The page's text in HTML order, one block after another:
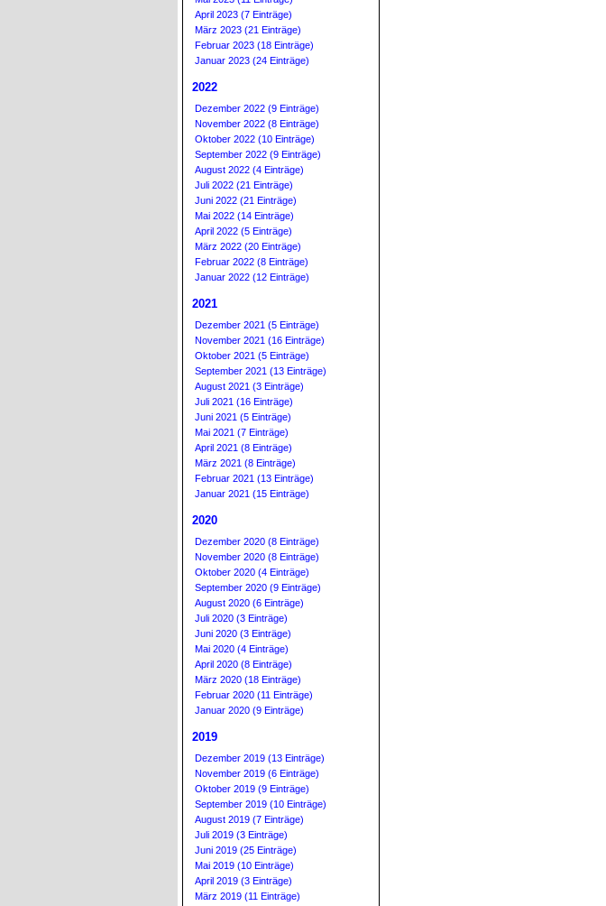
April 2023 (7 Einträge)
März 2023 (21 Einträge)
Februar 2023 (18 Einträge)
Januar 2023 (24 Einträge)
2022
Dezember 2022 (9 Einträge)
November 2022 (8 Einträge)
Oktober 2022 (10 Einträge)
September 2022 (9 Einträge)
August 2022 (4 Einträge)
Juli 2022 (21 Einträge)
Juni 2022 (21 Einträge)
Mai 2022 (14 Einträge)
April 2022 (5 Einträge)
März 2022 (20 Einträge)
Februar 2022 (8 Einträge)
Januar 2022 (12 Einträge)
2021
Dezember 2021 (5 Einträge)
November 2021 (16 Einträge)
Oktober 2021 (5 Einträge)
September 2021 (13 Einträge)
August 2021 (3 Einträge)
Juli 2021 (16 Einträge)
Juni 2021 (5 Einträge)
Mai 2021 (7 Einträge)
April 2021 (8 Einträge)
März 2021 (8 Einträge)
Februar 2021 (13 Einträge)
Januar 2021 (15 Einträge)
2020
Dezember 2020 (8 Einträge)
November 2020 (8 Einträge)
Oktober 2020 (4 Einträge)
September 2020 (9 Einträge)
August 2020 (6 Einträge)
Juli 2020 (3 Einträge)
Juni 2020 (3 Einträge)
Mai 2020 (4 Einträge)
April 2020 (8 Einträge)
März 2020 (18 Einträge)
Februar 2020 (11 Einträge)
Januar 2020 (9 Einträge)
2019
Dezember 2019 (13 Einträge)
November 2019 (6 Einträge)
Oktober 2019 (9 Einträge)
September 2019 (10 Einträge)
August 2019 (7 Einträge)
Juli 2019 (3 Einträge)
Juni 2019 (25 Einträge)
Mai 2019 (10 Einträge)
April 2019 (3 Einträge)
März 2019 (11 Einträge)